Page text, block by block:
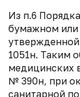
Из п.6
бумажном или
1051н. Таким
медицинских
№ 390н, при
санитарной